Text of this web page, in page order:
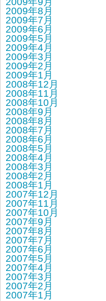
2009年8月
2009年7月
2009年6月
2009年5月
2009年4月
2009年3月
2009年2月
2009年1月
2008年12月
2008年11月
2008年10月
2008年9月
2008年8月
2008年7月
2008年6月
2008年5月
2008年4月
2008年3月
2008年2月
2008年1月
2007年12月
2007年11月
2007年10月
2007年9月
2007年8月
2007年7月
2007年6月
2007年5月
2007年4月
2007年3月
2007年2月
2007年1月